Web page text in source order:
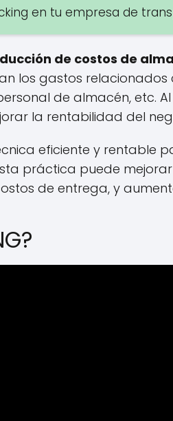
en tu empresa de
de costos de
los gastos relacionados
de almacén, etc.
la rentabilidad del
eficiente y rentable
práctica puede
de entrega, y